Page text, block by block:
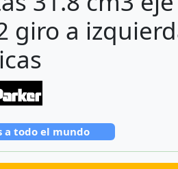
giro a
a todo el mundo